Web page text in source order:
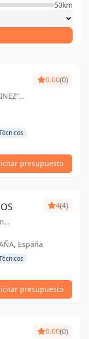
50km
de
0.00(0)
presupuesto
4(4)
España
presupuesto
0.00(0)